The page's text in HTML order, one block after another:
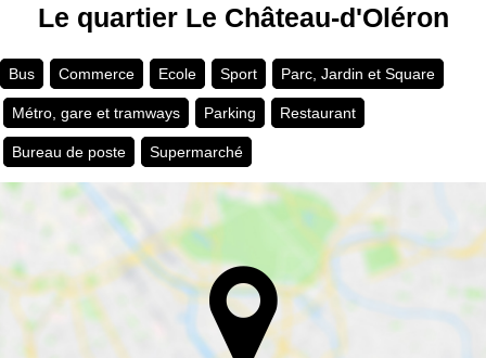
Le quartier Le Château-d'Oléron
Bus Commerce Ecole Sport Parc, Jardin et Square
Métro, gare et tramways Parking Restaurant
Bureau de poste Supermarché